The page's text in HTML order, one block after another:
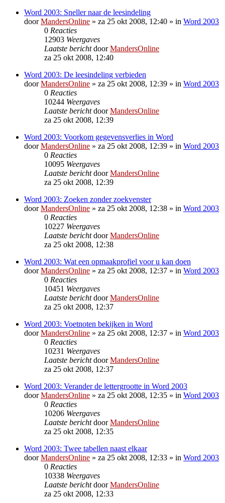
Word 2003: Sneller naar de leesindeling
doorMandersOnline » za 25 okt 2008, 12:40 » in Word 2003
0 Reacties
12903 Weergaves
Laatste berichtdoorMandersOnline
za 25 okt 2008, 12:40
Word 2003: De leesindeling verbieden
doorMandersOnline » za 25 okt 2008, 12:39 » in Word 2003
0 Reacties
10244 Weergaves
Laatste berichtdoorMandersOnline
za 25 okt 2008, 12:39
Word 2003: Voorkom gegevensverlies in Word
doorMandersOnline » za 25 okt 2008, 12:39 » in Word 2003
0 Reacties
10095 Weergaves
Laatste berichtdoorMandersOnline
za 25 okt 2008, 12:39
Word 2003: Zoeken zonder zoekvenster
doorMandersOnline » za 25 okt 2008, 12:38 » in Word 2003
0 Reacties
10227 Weergaves
Laatste berichtdoorMandersOnline
za 25 okt 2008, 12:38
Word 2003: Wat een opmaakprofiel voor u kan doen
doorMandersOnline » za 25 okt 2008, 12:37 » in Word 2003
0 Reacties
10451 Weergaves
Laatste berichtdoorMandersOnline
za 25 okt 2008, 12:37
Word 2003: Voetnoten bekijken in Word
doorMandersOnline » za 25 okt 2008, 12:37 » in Word 2003
0 Reacties
10231 Weergaves
Laatste berichtdoorMandersOnline
za 25 okt 2008, 12:37
Word 2003: Verander de lettergrootte in Word 2003
doorMandersOnline » za 25 okt 2008, 12:35 » in Word 2003
0 Reacties
10206 Weergaves
Laatste berichtdoorMandersOnline
za 25 okt 2008, 12:35
Word 2003: Twee tabellen naast elkaar
doorMandersOnline » za 25 okt 2008, 12:33 » in Word 2003
0 Reacties
10338 Weergaves
Laatste berichtdoorMandersOnline
za 25 okt 2008, 12:33